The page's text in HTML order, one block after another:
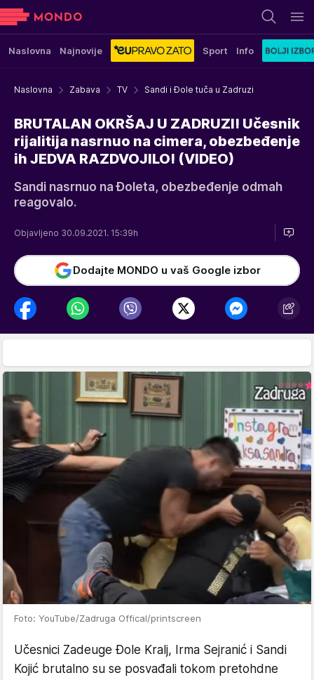
Naslovna Najnovije Sport Info
Naslovna Zabava TV Sandi i Đole tuča u Zadruzi
BRUTALAN OKRŠAJ U ZADRUZI! Učesnik
rijalitija nasrnuo na cimera, obezbeđenje
ih JEDVA RAZDVOJILO! (VIDEO)
Sandi nasrnuo na Đoleta, obezbeđenje odmah
reagovalo.
Objavljeno 30.09.2021. 15:39h
Dodajte MONDO u vaš Google izbor
Foto: YouTube/Zadruga Offical/printscreen
Učesnici Zadeuge Đole Kralj, Irma Sejranić i Sandi
Kojić brutalno su se posvađali tokom pretohdne